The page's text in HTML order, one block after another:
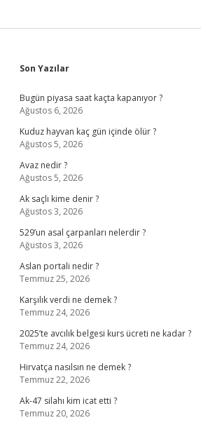
Sidebar
Son Yazılar
Bugün piyasa saat kaçta kapanıyor ?
Ağustos 6, 2026
Kuduz hayvan kaç gün içinde ölür ?
Ağustos 5, 2026
Avaz nedir ?
Ağustos 5, 2026
Ak saçlı kime denir ?
Ağustos 3, 2026
529’un asal çarpanları nelerdir ?
Ağustos 3, 2026
Aslan portali nedir ?
Temmuz 25, 2026
Karşılık verdi ne demek ?
Temmuz 24, 2026
2025’te avcılık belgesi kurs ücreti ne kadar ?
Temmuz 24, 2026
Hirvatça nasılsın ne demek ?
Temmuz 22, 2026
Ak-47 silahı kim icat etti ?
Temmuz 20, 2026